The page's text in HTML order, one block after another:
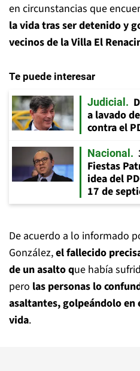
en circunstancias que
la vida tras ser detenido y
vecinos de la Villa El
Te puede interesar
Judicial
a lavado
contra el
Nacional
Fiestas
idea del
17 de
De acuerdo a lo informado
González,el fallecido
de un asalto que había
pero las personas lo
asaltantes, golpeándolo
vida.